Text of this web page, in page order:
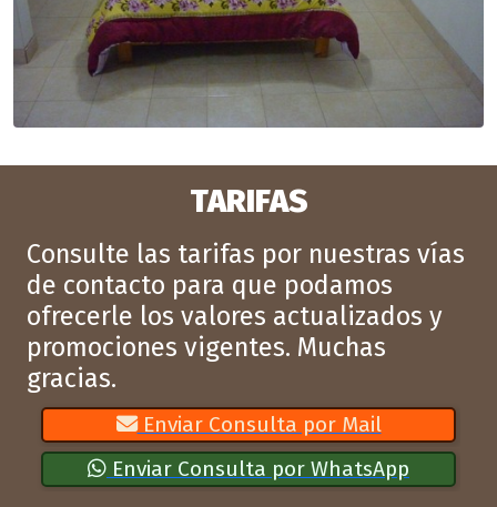
TARIFAS
Consulte las tarifas por nuestras vías
de contacto para que podamos
ofrecerle los valores actualizados y
promociones vigentes. Muchas
gracias.
Enviar Consulta por Mail
Enviar Consulta por WhatsApp